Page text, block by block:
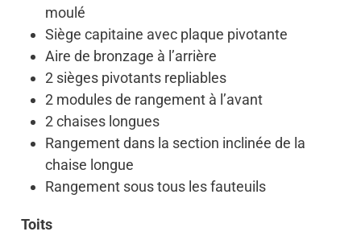
moulé
Siège capitaine avec plaque pivotante
Aire de bronzage à l’arrière
2 sièges pivotants repliables
2 modules de rangement à l’avant
2 chaises longues
Rangement dans la section inclinée de la
chaise longue
Rangement sous tous les fauteuils
Toits